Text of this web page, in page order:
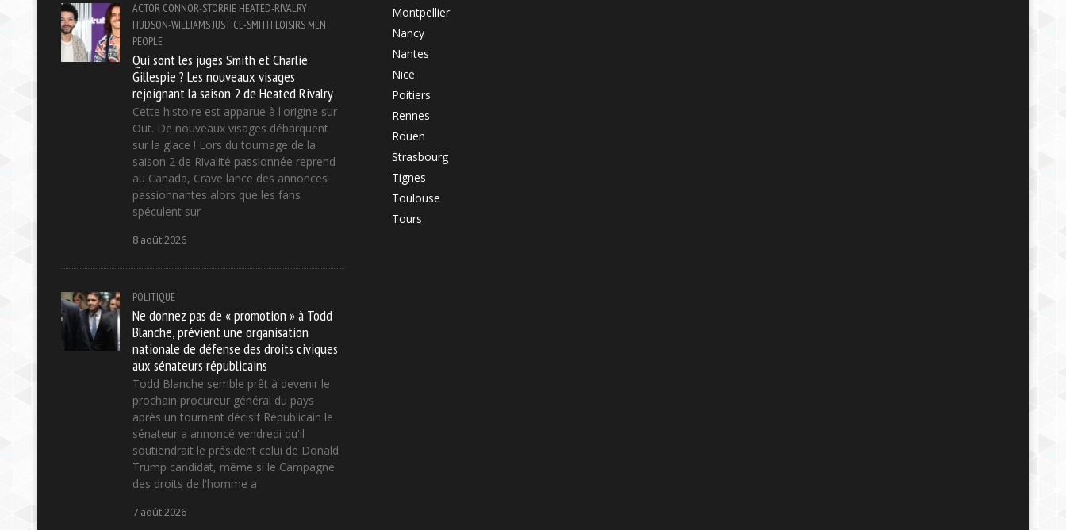
ACTOR CONNOR-STORRIE HEATED-RIVALRY
HUDSON-WILLIAMSJUSTICE-SMITH LOISIRS MEN
PEOPLE
Qui sont les juges Smith et Charlie
Gillespie ? Les nouveaux visages
rejoignant la saison 2 de Heated Rivalry
Cette histoire est apparue à l'origine sur
Out. De nouveaux visages débarquent
sur la glace ! Lors du tournage de la
saison 2 de Rivalité passionnée reprend
au Canada, Crave lance des annonces
passionnantes alors que les fans
spéculent sur
8 août 2026
POLITIQUE
Ne donnez pas de « promotion » à Todd
Blanche, prévient une organisation
nationale de défense des droits civiques
aux sénateurs républicains
Todd Blanche semble prêt à devenir le
prochain procureur général du pays
après un tournant décisif Républicain le
sénateur a annoncé vendredi qu'il
soutiendrait le président celui de Donald
Trump candidat, même si le Campagne
des droits de l'homme a
7 août 2026
Montpellier
Nancy
Nantes
Nice
Poitiers
Rennes
Rouen
Strasbourg
Tignes
Toulouse
Tours